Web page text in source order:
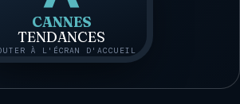
CANNES
TENDANCES
À L'ÉCRAN D'ACCUEIL